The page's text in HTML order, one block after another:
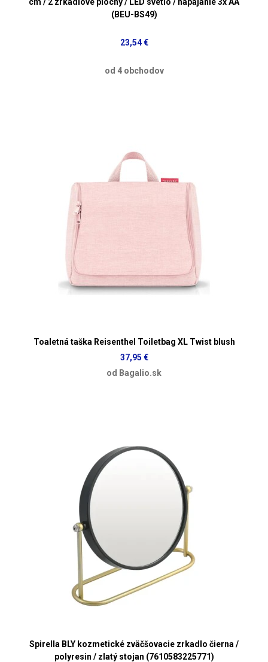
(BEU-BS49)
23,54 €
od 4 obchodov
Toaletná taška Reisenthel Toiletbag XL Twist blush
37,95 €
od Bagalio.sk
Spirella BLY kozmetické zväčšovacie zrkadlo čierna /
polyresin / zlatý stojan (7610583225771)